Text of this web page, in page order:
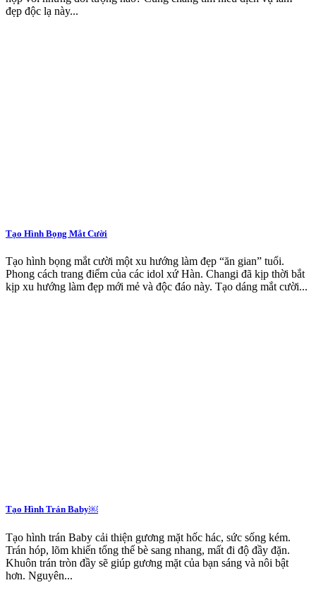
đẹp độc lạ này...
Tạo Hình Bọng Mắt Cười
Tạo hình bọng mắt cười một xu hướng làm đẹp “ăn gian” tuổi.
Phong cách trang điểm của các idol xứ Hàn. Changi đã kịp thời bắt
kịp xu hướng làm đẹp mới mẻ và độc đáo này. Tạo dáng mắt cười...
Tạo Hình Trán Baby￼
Tạo hình trán Baby cải thiện gương mặt hốc hác, sức sống kém.
Trán hóp, lõm khiến tổng thế bè sang nhang, mất đi độ đầy đặn.
Khuôn trán tròn đầy sẽ giúp gương mặt của bạn sáng và nôi bật
hơn. Nguyên...